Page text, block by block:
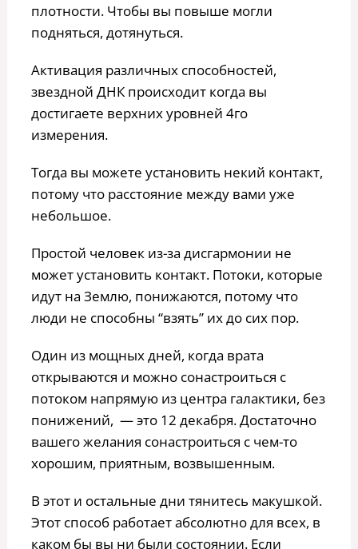
плотности. Чтобы вы повыше могли
подняться, дотянуться.
Активация различных способностей,
звездной ДНК происходит когда вы
достигаете верхних уровней 4го
измерения.
Тогда вы можете установить некий контакт,
потому что расстояние между вами уже
небольшое.
Простой человек из-за дисгармонии не
может установить контакт. Потоки, которые
идут на Землю, понижаются, потому что
люди не способны “взять” их до сих пор.
Один из мощных дней, когда врата
открываются и можно сонастроиться с
потоком напрямую из центра галактики, без
понижений, — это 12 декабря. Достаточно
вашего желания сонастроиться с чем-то
хорошим, приятным, возвышенным.
В этот и остальные дни тянитесь макушкой.
Этот способ работает абсолютно для всех, в
каком бы вы ни были состоянии. Если